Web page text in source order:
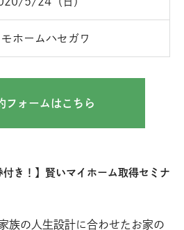
モホームハセガワ
フォームはこちら
付き！】賢いマイホーム取得セミナ
族の人生設計に合わせたお家の